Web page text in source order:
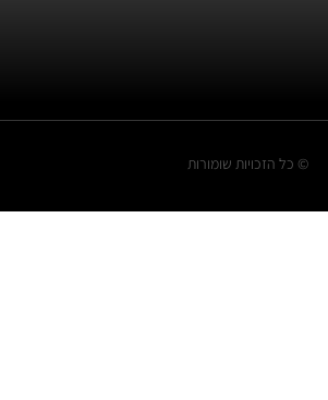
© כל הזכויות שומורות